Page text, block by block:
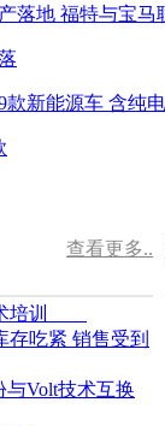
查看更多..
术培训
存吃紧 销售受到
Volt技术互换